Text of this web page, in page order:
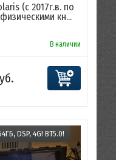
(c 2017г.в. по
кн...
В наличии
DSP, 4G! BT5.0!